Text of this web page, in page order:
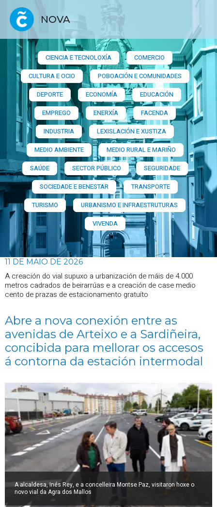
NOVA
CIENCIA E TECNOLOXÍA
COMERCIO
CULTURA E OCIO
POBOACIÓN E COMUNIDADES
DEPORTE
ECONOMÍA
EDUCACIÓN
EMPREGO
ENERXÍA
FACENDA
INDUSTRIA
LEXISLACIÓN E XUSTIZA
MEDIO AMBIENTE
MEDIO RURAL E MARIÑO
SAÚDE
SECTOR PÚBLICO
SEGURIDADE
SOCIEDADE E BENESTAR
TRANSPORTE
TURISMO
URBANISMO E INFRAESTRUTURAS
VIVENDA
11 DE MAIO DE 2026
A creación do vial supuxo a urbanización de máis de 4.000
metros cadrados de beirarrúas e a creación de case medio
cento de prazas de estacionamento gratuíto
Abre a nova conexión entre as
avenidas de Arteixo e a Sardiñeira,
concibida para mellorar os accesos
á contorna da estación intermodal
A alcaldesa, Inés Rey, e a concelleira Montse Paz, visitaron hoxe o
novo vial da Agra dos Mallos